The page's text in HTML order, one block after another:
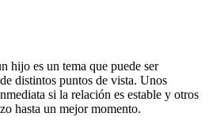
hijo es un tema que puede ser
distintos puntos de vista. Unos
si la relación es estable y otros
hasta un mejor momento.